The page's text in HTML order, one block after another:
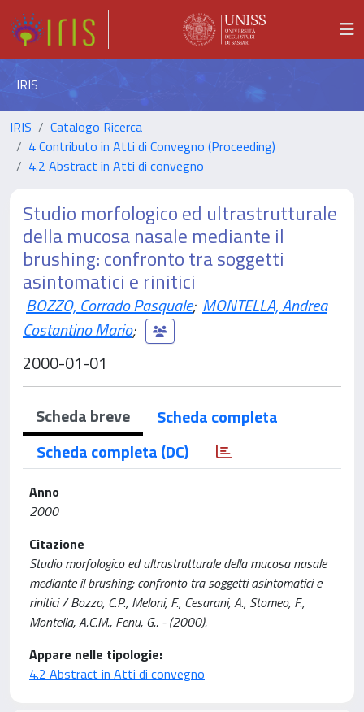
IRIS
IRIS
Catalogo Ricerca
4 Contributo in Atti di Convegno (Proceeding)
4.2 Abstract in Atti di convegno
Studio morfologico ed ultrastrutturale
della mucosa nasale mediante il
brushing: confronto tra soggetti
asintomatici e rinitici
BOZZO, Corrado Pasquale; MONTELLA, Andrea
Costantino Mario;
2000-01-01
Scheda breve
Scheda completa
Scheda completa (DC)
Anno
2000
Citazione
Studio morfologico ed ultrastrutturale della mucosa nasale
mediante il brushing: confronto tra soggetti asintomatici e
rinitici / Bozzo, C.P., Meloni, F., Cesarani, A., Stomeo, F.,
Montella, A.C.M., Fenu, G.. - (2000).
Appare nelle tipologie:
4.2 Abstract in Atti di convegno